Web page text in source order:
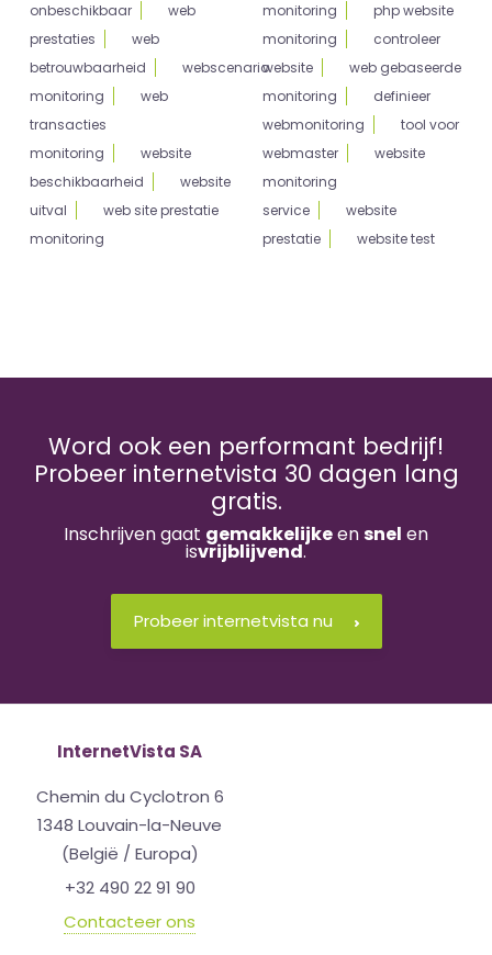
onbeschikbaar
web
prestaties
web
betrouwbaarheid
webscenario
monitoring
web
transacties
monitoring
website
beschikbaarheid
website
uitval
web site prestatie
monitoring
monitoring
php website
monitoring
controleer
website
web gebaseerde
monitoring
definieer
webmonitoring
tool voor
webmaster
website
monitoring
service
website
prestatie
website test
Word ook een performant bedrijf!
Probeer internetvista 30 dagen lang
gratis.
Inschrijven gaat gemakkelijkeensnel en
isvrijblijvend.
Probeer internetvista nu
InternetVista SA
Chemin du Cyclotron 6
1348 Louvain-la-Neuve
(België / Europa)
+32 490 22 91 90
Contacteer ons